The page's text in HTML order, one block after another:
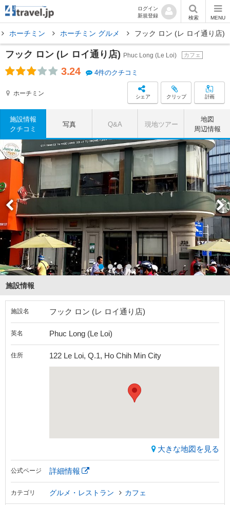
ログイン
新規登録
検索 MENU
ホーチミン ホーチミン グルメ フック ロン (レ ロイ通り店)
フック ロン (レ ロイ通り店) Phuc Long (Le Loi) カフェ
3.24 4件のクチコミ
ホーチミン シェア クリップ 計画
施設情報
クチコミ
写真 Q&A 現地ツアー
地図
周辺情報
施設情報
施設名 フック ロン (レ ロイ通り店)
英名 Phuc Long (Le Loi)
住所 122 Le Loi, Q.1, Ho Chih Min City
大きな地図を見る
公式ページ 詳細情報
カテゴリ グルメ・レストラン カフェ